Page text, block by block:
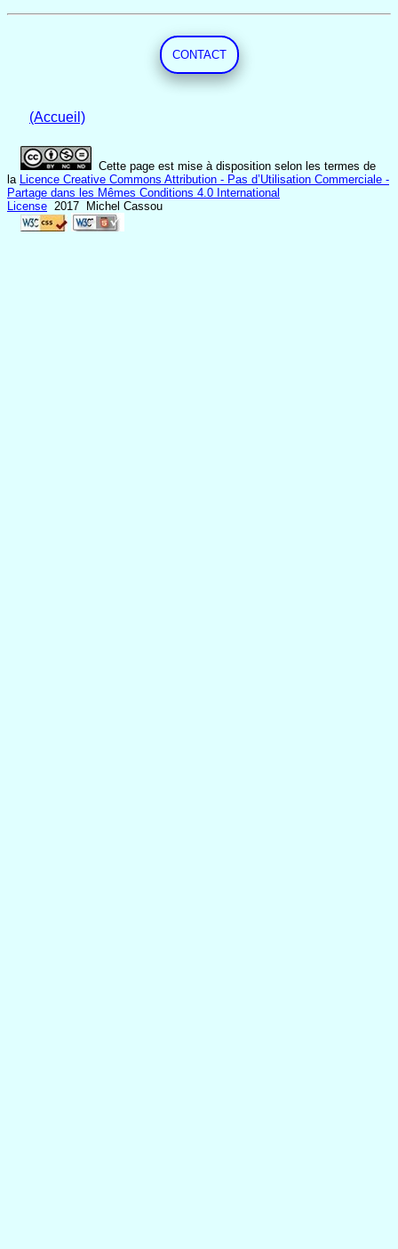
CONTACT
(Accueil)
Cette page est mise à disposition selon les termes de
la Licence Creative Commons Attribution - Pas d’Utilisation Commerciale -
Partage dans les Mêmes Conditions 4.0 International
License 2017 Michel Cassou